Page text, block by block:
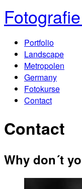
Portfolio
Landscape
Metropolen
Germany
Fotokurse
Contact
Contact
Why don´t